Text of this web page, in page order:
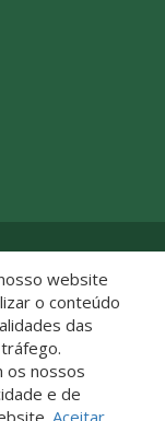
website
o conteúdo
das
os nossos
e de
Aceitar